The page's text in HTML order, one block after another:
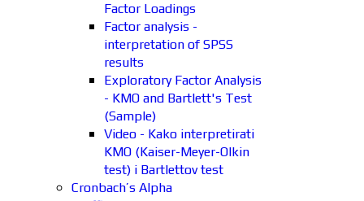
Factor Loadings
Factor analysis -
interpretation of SPSS
results
Exploratory Factor Analysis
- KMO and Bartlett's Test
(Sample)
Video - Kako interpretirati
KMO (Kaiser-Meyer-Olkin
test) i Bartlettov test
Cronbach’s Alpha